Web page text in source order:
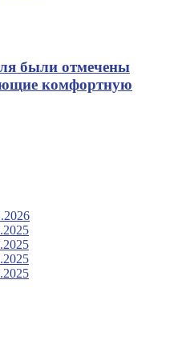
были отмечены
комфортную